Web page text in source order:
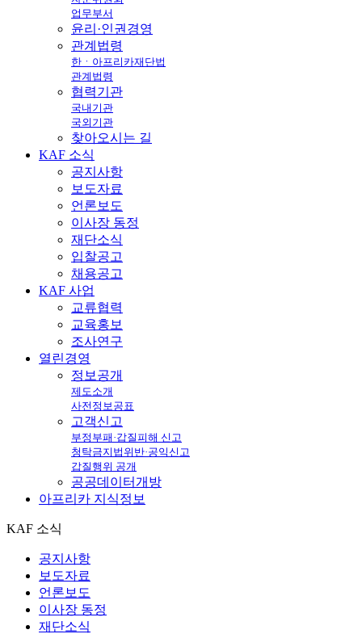
업무부서
윤리·인권경영
관계법령
한ㆍ아프리카재단법
관계법령
협력기관
국내기관
국외기관
찾아오시는 길
KAF 소식
공지사항
보도자료
언론보도
이사장 동정
재단소식
입찰공고
채용공고
KAF 사업
교류협력
교육홍보
조사연구
열린경영
정보공개
제도소개
사전정보공표
고객신고
부정부패·갑질피해 신고
청탁금지법위반·공익신고
갑질행위 공개
공공데이터개방
아프리카 지식정보
KAF 소식
공지사항
보도자료
언론보도
이사장 동정
재단소식